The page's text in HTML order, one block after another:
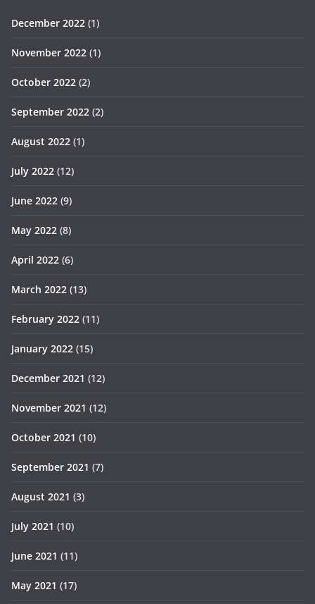
December 2022 (1)
November 2022 (1)
October 2022 (2)
September 2022 (2)
August 2022 (1)
July 2022 (12)
June 2022 (9)
May 2022 (8)
April 2022 (6)
March 2022 (13)
February 2022 (11)
January 2022 (15)
December 2021 (12)
November 2021 (12)
October 2021 (10)
September 2021 (7)
August 2021 (3)
July 2021 (10)
June 2021 (11)
May 2021 (17)